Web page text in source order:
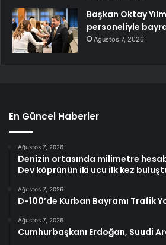
Başkan Oktay
personeliyle
Ağustos 7, 2026
En Güncel Haberler
Ağustos 7, 2026
Denizin ortasında milimetre
Dev köprünün iki ucu ilk kez
Ağustos 7, 2026
D-100’de Kurban Bayramı Trafik
Ağustos 7, 2026
Cumhurbaşkanı Erdoğan, Suudi